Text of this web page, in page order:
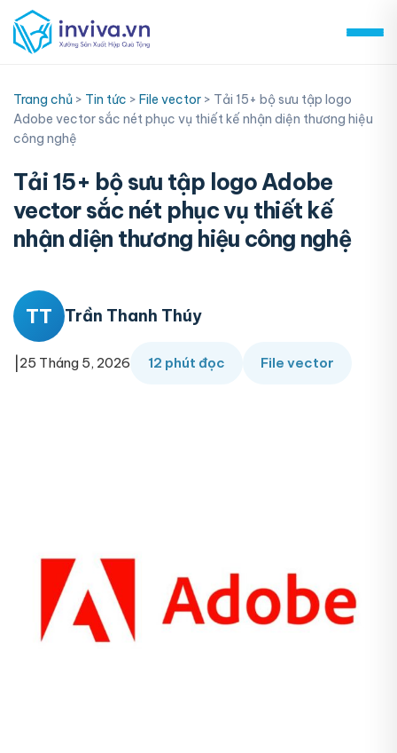
Skip
to
content
Trang chủ > Tin tức > File vector > Tải 15+ bộ sưu tập logo
Adobe vector sắc nét phục vụ thiết kế nhận diện thương hiệu
công nghệ
Tải 15+ bộ sưu tập logo Adobe
vector sắc nét phục vụ thiết kế
nhận diện thương hiệu công nghệ
TT Trần Thanh Thúy
25 Tháng 5, 2026 12 phút đọc File vector